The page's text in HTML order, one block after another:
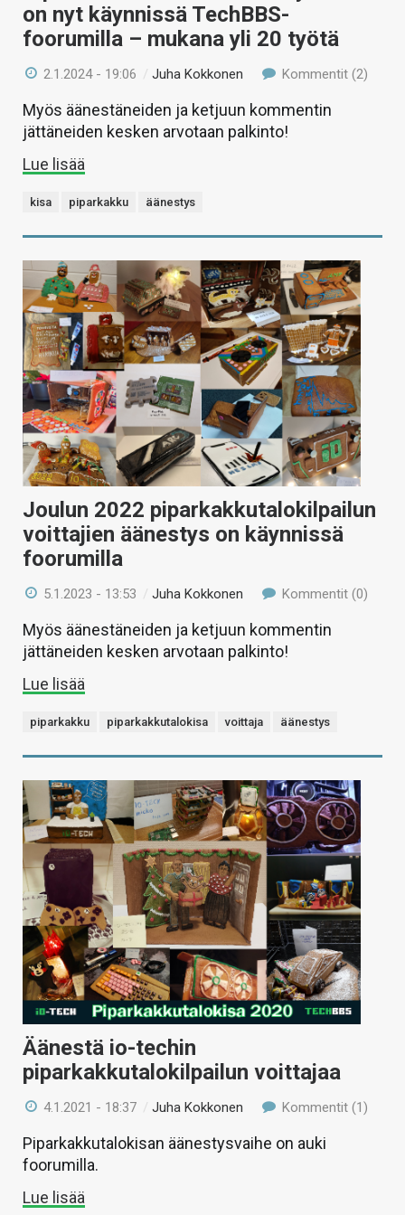
on nyt käynnissä TechBBS-
foorumilla – mukana yli 20 työtä
2.1.2024 - 19:06 /Juha Kokkonen Kommentit (2)
Myös äänestäneiden ja ketjuun kommentin
jättäneiden kesken arvotaan palkinto!
Lue lisää
kisa piparkakku äänestys
Joulun 2022 piparkakkutalokilpailun
voittajien äänestys on käynnissä
foorumilla
5.1.2023 - 13:53 /Juha Kokkonen Kommentit (0)
Myös äänestäneiden ja ketjuun kommentin
jättäneiden kesken arvotaan palkinto!
Lue lisää
piparkakku piparkakkutalokisa voittaja äänestys
Äänestä io-techin
piparkakkutalokilpailun voittajaa
4.1.2021 - 18:37 /Juha Kokkonen Kommentit (1)
Piparkakkutalokisan äänestysvaihe on auki
foorumilla.
Lue lisää